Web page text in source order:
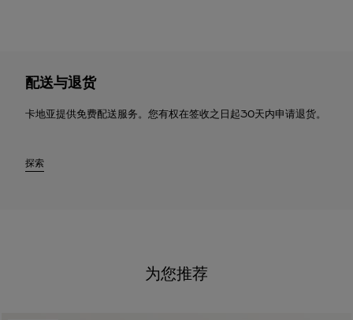
配送与退货
卡地亚提供免费配送服务。您有权在签收之日起30天内申请退货。
探索
为您推荐